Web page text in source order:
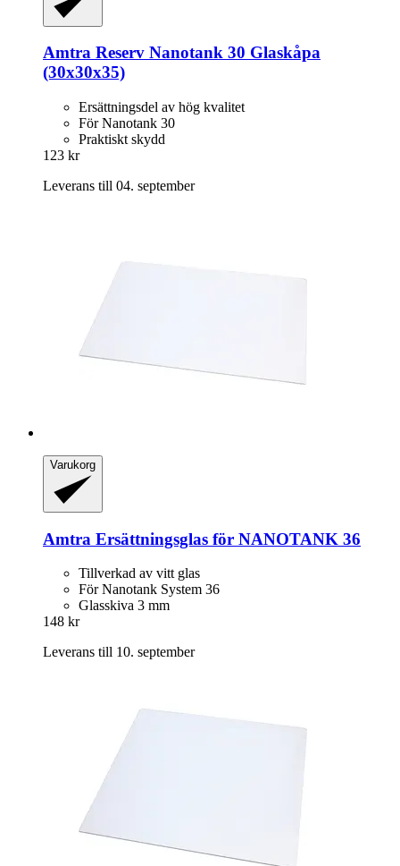
Amtra Reserv Nanotank 30 Glaskåpa
(30x30x35)
Ersättningsdel av hög kvalitet
För Nanotank 30
Praktiskt skydd
123 kr
Leverans till 04. september
Varukorg
Amtra Ersättningsglas för NANOTANK 36
Tillverkad av vitt glas
För Nanotank System 36
Glasskiva 3 mm
148 kr
Leverans till 10. september